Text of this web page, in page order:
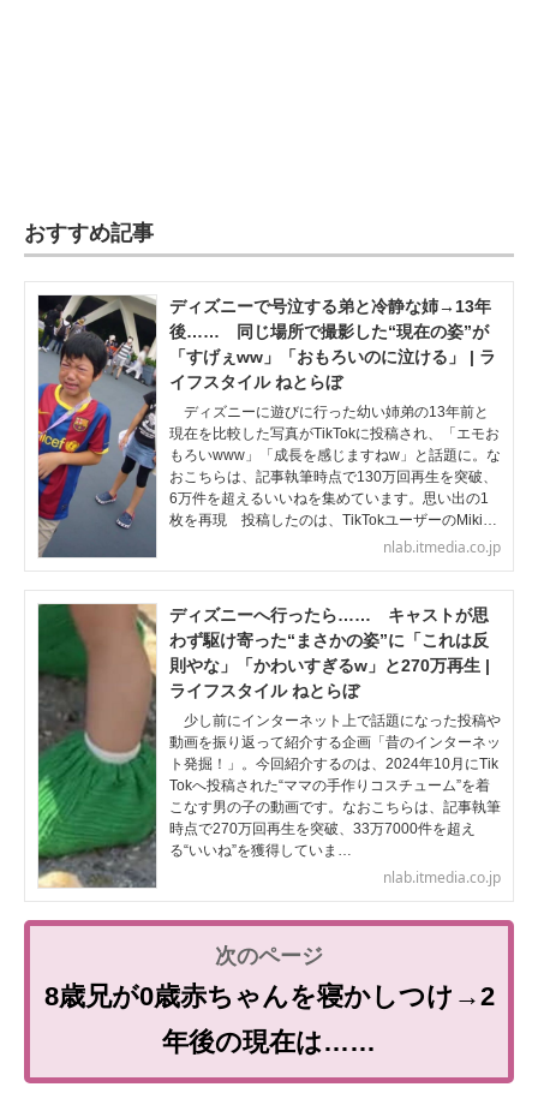
おすすめ記事
ディズニーで号泣する弟と冷静な姉→13年
後…… 同じ場所で撮影した“現在の姿”が
「すげぇww」「おもろいのに泣ける」 | ラ
イフスタイル ねとらぼ
ディズニーに遊びに行った幼い姉弟の13年前と
現在を比較した写真がTikTokに投稿され、「エモお
もろいwww」「成長を感じますねw」と話題に。な
おこちらは、記事執筆時点で130万回再生を突破、
6万件を超えるいいねを集めています。思い出の1
枚を再現 投稿したのは、TikTokユーザーのMiki…
nlab.itmedia.co.jp
ディズニーへ行ったら…… キャストが思
わず駆け寄った“まさかの姿”に「これは反
則やな」「かわいすぎるw」と270万再生 |
ライフスタイル ねとらぼ
少し前にインターネット上で話題になった投稿や
動画を振り返って紹介する企画「昔のインターネッ
ト発掘！」。今回紹介するのは、2024年10月にTik
Tokへ投稿された“ママの手作りコスチューム”を着
こなす男の子の動画です。なおこちらは、記事執筆
時点で270万回再生を突破、33万7000件を超え
る“いいね”を獲得していま…
nlab.itmedia.co.jp
8歳兄が0歳赤ちゃんを寝かしつけ→2
年後の現在は……